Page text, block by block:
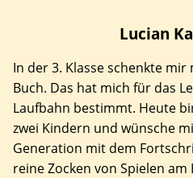
Lucian
In der 3. Klasse schenkte mir
Buch. Das hat mich für das
Laufbahn bestimmt. Heute
zwei Kindern und wünsche
Generation mit dem
reine Zocken von Spielen